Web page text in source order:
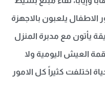
الاطفال يلعبون بالاجهزة
يأتون مع مدبرة المنزل
العيش اليومية ولا
اختلفت كثيراً كل الامور